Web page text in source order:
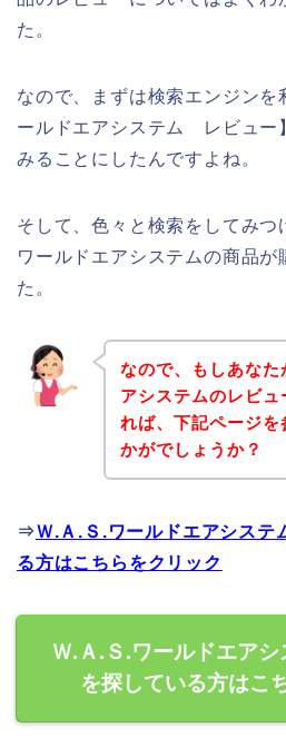
た。
なので、まずは検索エンジンを
ールドエアシステム レビュー
みることにしたんですよね。
そして、色々と検索をしてみつ
ワールドエアシステムの商品が
た。
なので、もしあな
アシステムのレビ
れば、下記ページ
かがでしょうか？
⇒Ｗ.Ａ.Ｓ.ワールドエアシステ
る方はこちらをクリック
Ｗ.Ａ.Ｓ.ワールドエア
を探している方はこ